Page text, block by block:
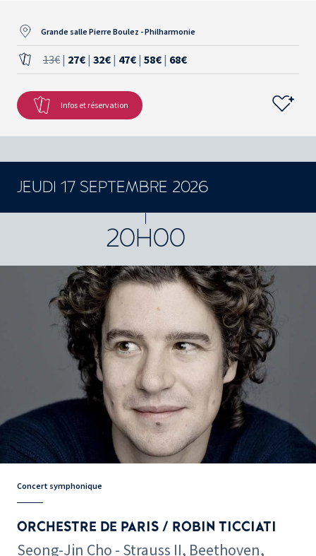
Grande salle Pierre Boulez - Philharmonie
13€ | 27€ | 32€ | 47€ | 58€ | 68€
Infos et réservation
JEUDI 17 SEPTEMBRE 2026
20H00
Concert symphonique
ORCHESTRE DE PARIS / ROBIN TICCIATI
Seong-Jin Cho - Strauss II, Beethoven,